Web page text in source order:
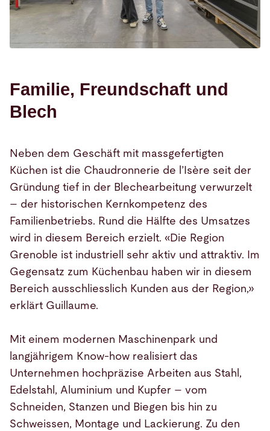
Familie, Freundschaft und
Blech
Neben dem Geschäft mit massgefertigten
Küchen ist die Chaudronnerie de l’Isère seit der
Gründung tief in der Blechearbeitung verwurzelt
– der historischen Kernkompetenz des
Familienbetriebs. Rund die Hälfte des Umsatzes
wird in diesem Bereich erzielt. «Die Region
Grenoble ist industriell sehr aktiv und attraktiv. Im
Gegensatz zum Küchenbau haben wir in diesem
Bereich ausschliesslich Kunden aus der Region,»
erklärt Guillaume.
Mit einem modernen Maschinenpark und
langjährigem Know-how realisiert das
Unternehmen hochpräzise Arbeiten aus Stahl,
Edelstahl, Aluminium und Kupfer – vom
Schneiden, Stanzen und Biegen bis hin zu
Schweissen, Montage und Lackierung. Zu den